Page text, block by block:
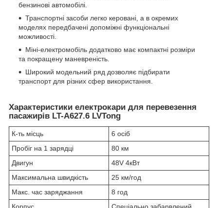
бензинові автомобілі.
Транспортні засоби легко керовані, а в окремих
моделях передбачені допоміжні функціональні
можливості.
Міні-електромобіль додатково має компактні розміри
та покращену маневреність.
Широкий модельний ряд дозволяє підбирати
транспорт для різних сфер використання.
Характеристики електрокари для перевезення
пасажирів LT-A627.6 LVTong
К-ть місць
6 осіб
Пробіг на 1 зарядці
80 км
Двигун
48V 4кВт
Максимальна швидкість
25 км/год
Макс. час заряджання
8 год
Корпус
Спеціально забарвлений